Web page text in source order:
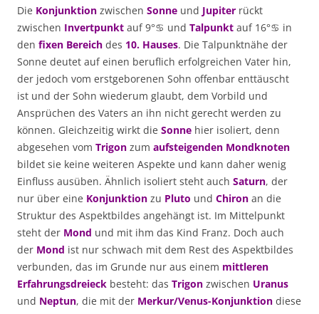
Die Konjunktion zwischen Sonne und Jupiter rückt
zwischen Invertpunkt auf 9°♋ und Talpunkt auf 16°♋ in
den fixen Bereich des 10. Hauses. Die Talpunktnähe der
Sonne deutet auf einen beruflich erfolgreichen Vater hin,
der jedoch vom erstgeborenen Sohn offenbar enttäuscht
ist und der Sohn wiederum glaubt, dem Vorbild und
Ansprüchen des Vaters an ihn nicht gerecht werden zu
können. Gleichzeitig wirkt die Sonne hier isoliert, denn
abgesehen vom Trigon zum aufsteigenden Mondknoten
bildet sie keine weiteren Aspekte und kann daher wenig
Einfluss ausüben. Ähnlich isoliert steht auch Saturn, der
nur über eine Konjunktion zu Pluto und Chiron an die
Struktur des Aspektbildes angehängt ist. Im Mittelpunkt
steht der Mond und mit ihm das Kind Franz. Doch auch
der Mond ist nur schwach mit dem Rest des Aspektbildes
verbunden, das im Grunde nur aus einem mittleren
Erfahrungsdreieck besteht: das Trigon zwischen Uranus
und Neptun, die mit der Merkur/Venus-Konjunktion diese